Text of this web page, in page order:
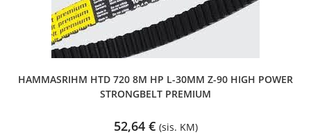
HAMMASRIHM HTD 720 8M HP L-30MM Z-90 HIGH POWER
STRONGBELT PREMIUM
52,64 € (sis. KM)